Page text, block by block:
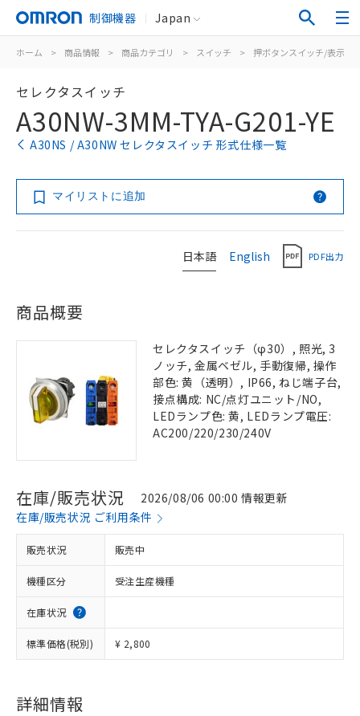
制御機器 Japan
ホーム > 商品情報 > 商品カテゴリ > スイッチ > 押ボタンスイッチ/表示灯
セレクタスイッチ
A30NW-3MM-TYA-G201-YE
A30NS / A30NW セレクタスイッチ 形式仕様一覧
マイリストに追加
日本語 English PDF出力
商品概要
セレクタスイッチ（φ30）, 照光, 3
ノッチ, 金属ベゼル, 手動復帰, 操作
部色: 黄（透明）, IP66, ねじ端子台,
接点構成: NC/点灯ユニット/NO,
LEDランプ色: 黄, LEDランプ電圧:
AC200/220/230/240V
在庫/販売状況
2026/08/06 00:00 情報更新
在庫/販売状況 ご利用条件
販売状況 販売中
機種区分 受注生産機種
在庫状況
標準価格(税別) ¥ 2,800
詳細情報